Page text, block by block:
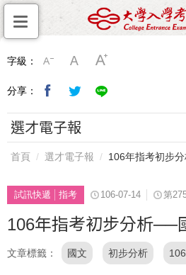
字級：
分享：
選才電子報
首頁 選才電子報 106年指考初步
試訊快遞 指考 106-07-14 第
106年指考初步分析──
文章標籤 國文 初步分析